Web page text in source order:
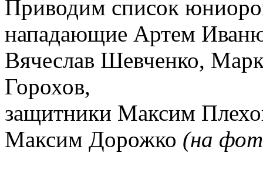
Приводим список
нападающие Артем
Вячеслав Шевченко,
Горохов,
защитники Максим
Максим Дорожко (на